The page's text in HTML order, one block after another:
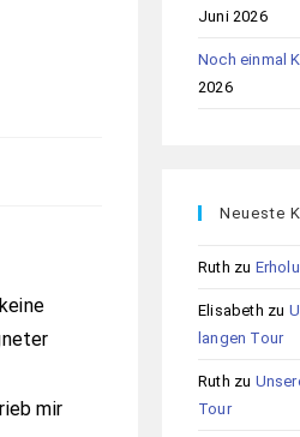
mir
Juni 2026
Noch einmal
2026
Neueste
Ruth zu
Elisabeth zu
langen Tour
Ruth zu
Tour